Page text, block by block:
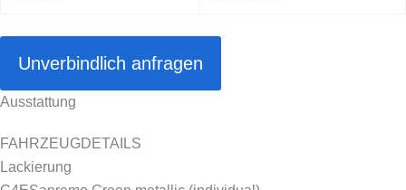
Unverbindlich anfragen
Ausstattung
FAHRZEUGDETAILS
Lackierung